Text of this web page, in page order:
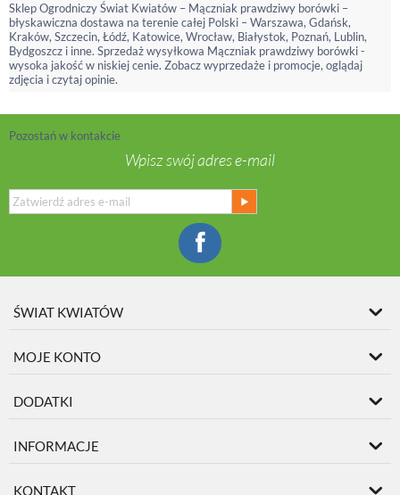
Sklep Ogrodniczy Świat Kwiatów – Mączniak prawdziwy borówki –
błyskawiczna dostawa na terenie całej Polski – Warszawa, Gdańsk,
Kraków, Szczecin, Łódź, Katowice, Wrocław, Białystok, Poznań, Lublin,
Bydgoszcz i inne. Sprzedaż wysyłkowa Mączniak prawdziwy borówki -
wysoka jakość w niskiej cenie. Zobacz wyprzedaże i promocje, oglądaj
zdjęcia i czytaj opinie.
Pozostań w kontakcie
Wpisz swój adres e-mail
ŚWIAT KWIATÓW
MOJE KONTO
DODATKI
INFORMACJE
KONTAKT